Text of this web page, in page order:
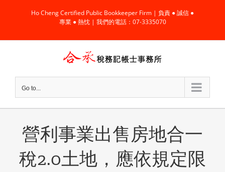
content
Ho Cheng Certified Public Bookkeeper Firm | 負責 ● 誠信 ●
專業 ● 熱忱 | 我們的電話：07-3335070
Go to...
營利事業出售房地合一
稅2.0土地，應依規定限